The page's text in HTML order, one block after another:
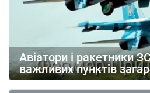
Авіатори і ракетники
важливих пунктів